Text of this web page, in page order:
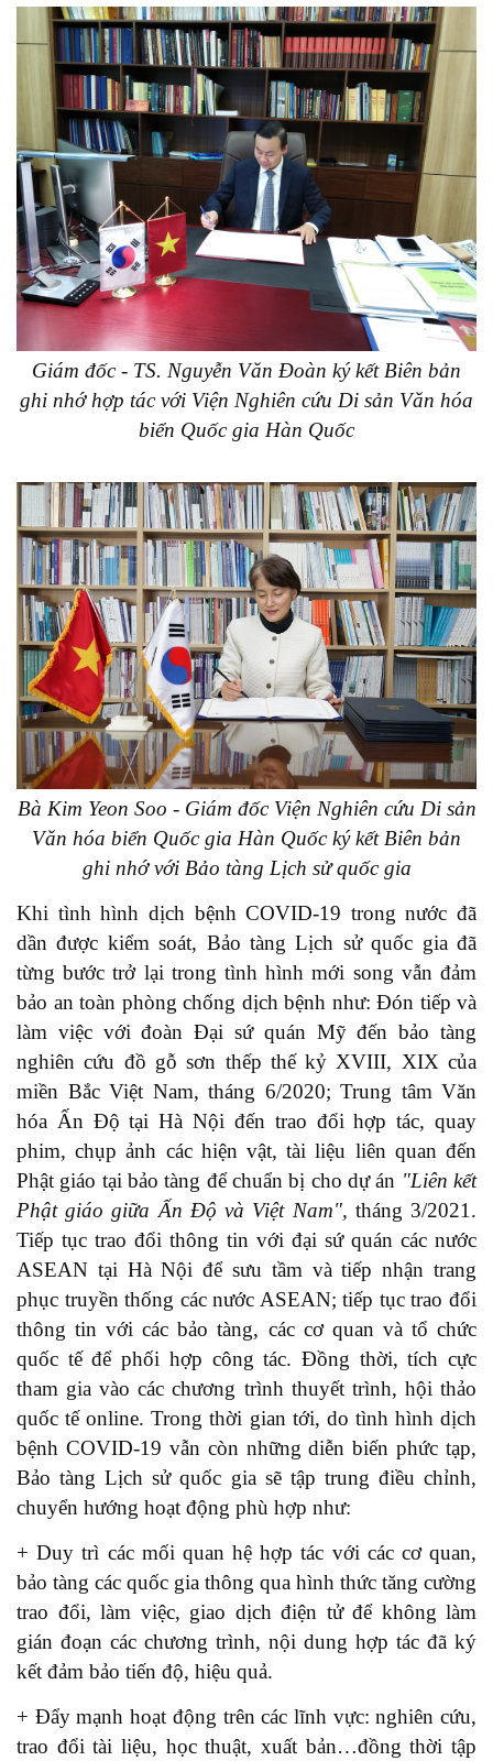
Giám đốc - TS. Nguyễn Văn Đoàn ký kết Biên bản
ghi nhớ hợp tác với Viện Nghiên cứu Di sản Văn hóa
biển Quốc gia Hàn Quốc
Bà Kim Yeon Soo - Giám đốc Viện Nghiên cứu Di sản
Văn hóa biển Quốc gia Hàn Quốc ký kết Biên bản
ghi nhớ với Bảo tàng Lịch sử quốc gia
Khi tình hình dịch bệnh COVID-19 trong nước đã
dần được kiểm soát, Bảo tàng Lịch sử quốc gia đã
từng bước trở lại trong tình hình mới song vẫn đảm
bảo an toàn phòng chống dịch bệnh như: Đón tiếp và
làm việc với đoàn Đại sứ quán Mỹ đến bảo tàng
nghiên cứu đồ gỗ sơn thếp thế kỷ XVIII, XIX của
miền Bắc Việt Nam, tháng 6/2020; Trung tâm Văn
hóa Ấn Độ tại Hà Nội đến trao đổi hợp tác, quay
phim, chụp ảnh các hiện vật, tài liệu liên quan đến
Phật giáo tại bảo tàng để chuẩn bị cho dự án "Liên kết
Phật giáo giữa Ấn Độ và Việt Nam", tháng 3/2021.
Tiếp tục trao đổi thông tin với đại sứ quán các nước
ASEAN tại Hà Nội để sưu tầm và tiếp nhận trang
phục truyền thống các nước ASEAN; tiếp tục trao đổi
thông tin với các bảo tàng, các cơ quan và tổ chức
quốc tế để phối hợp công tác. Đồng thời, tích cực
tham gia vào các chương trình thuyết trình, hội thảo
quốc tế online. Trong thời gian tới, do tình hình dịch
bệnh COVID-19 vẫn còn những diễn biến phức tạp,
Bảo tàng Lịch sử quốc gia sẽ tập trung điều chỉnh,
chuyển hướng hoạt động phù hợp như:
+ Duy trì các mối quan hệ hợp tác với các cơ quan,
bảo tàng các quốc gia thông qua hình thức tăng cường
trao đổi, làm việc, giao dịch điện tử để không làm
gián đoạn các chương trình, nội dung hợp tác đã ký
kết đảm bảo tiến độ, hiệu quả.
+ Đẩy mạnh hoạt động trên các lĩnh vực: nghiên cứu,
trao đổi tài liệu, học thuật, xuất bản…đồng thời tập